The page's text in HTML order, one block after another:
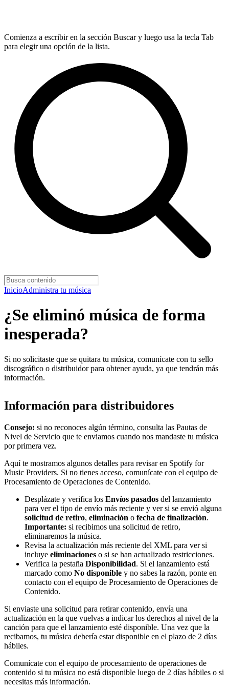
Comienza a escribir en la sección Buscar y luego usa la tecla Tab
para elegir una opción de la lista.
InicioAdministra tu música
¿Se eliminó música de forma
inesperada?
Si no solicitaste que se quitara tu música, comunícate con tu sello
discográfico o distribuidor para obtener ayuda, ya que tendrán más
información.
Información para distribuidores
Consejo: si no reconoces algún término, consulta las Pautas de
Nivel de Servicio que te enviamos cuando nos mandaste tu música
por primera vez.
Aquí te mostramos algunos detalles para revisar en Spotify for
Music Providers. Si no tienes acceso, comunícate con el equipo de
Procesamiento de Operaciones de Contenido.
Desplázate y verifica los Envíos pasados del lanzamiento
para ver el tipo de envío más reciente y ver si se envió alguna
solicitud de retiro, eliminación o fecha de finalización.
Importante: si recibimos una solicitud de retiro,
eliminaremos la música.
Revisa la actualización más reciente del XML para ver si
incluye eliminaciones o si se han actualizado restricciones.
Verifica la pestaña Disponibilidad. Si el lanzamiento está
marcado como No disponible y no sabes la razón, ponte en
contacto con el equipo de Procesamiento de Operaciones de
Contenido.
Si enviaste una solicitud para retirar contenido, envía una
actualización en la que vuelvas a indicar los derechos al nivel de la
canción para que el lanzamiento esté disponible. Una vez que la
recibamos, tu música debería estar disponible en el plazo de 2 días
hábiles.
Comunícate con el equipo de procesamiento de operaciones de
contenido si tu música no está disponible luego de 2 días hábiles o si
necesitas más información.